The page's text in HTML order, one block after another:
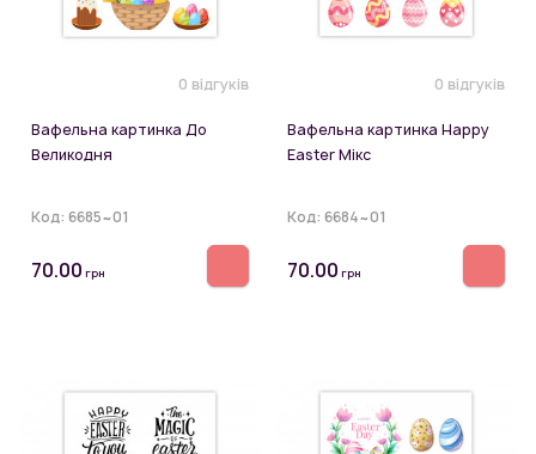
0 відгуків
Вафельна картинка До
Великодня
Код: 6685~01
70.00 грн
0 відгуків
Вафельна картинка Happy
Easter Мікс
Код: 6684~01
70.00 грн